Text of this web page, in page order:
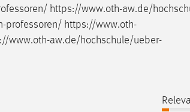
/ https://www.oth-aw.de/
professoren/ https://www.oth-
www.oth-aw.de/hochschule/ueber-